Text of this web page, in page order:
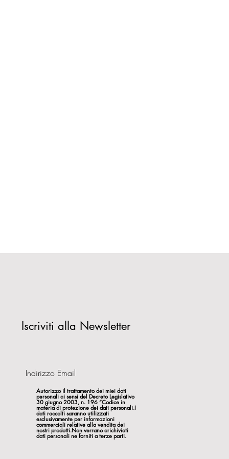
Iscriviti alla Newsletter
Autorizzo il trattamento dei miei dati
personali ai sensi del Decreto Legislativo
30 giugno 2003, n. 196 “Codice in
materia di protezione dei dati personali.I
dati raccolti saranno utilizzati
esclusivamente per informazioni
commerciali relative alla vendita dei
nostri prodotti.Non verrano arichiviati
dati personali ne forniti a terze parti.